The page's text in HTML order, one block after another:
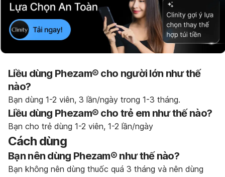
Liều dùng Phezam® cho người lớn như thế
nào?
Bạn dùng 1-2 viên, 3 lần/ngày trong 1-3 tháng.
Liều dùng Phezam® cho trẻ em như thế nào?
Bạn cho trẻ dùng 1-2 viên, 1-2 lần/ngày
Cách dùng
Bạn nên dùng Phezam® như thế nào?
Bạn không nên dùng thuốc quá 3 tháng và nên dùng